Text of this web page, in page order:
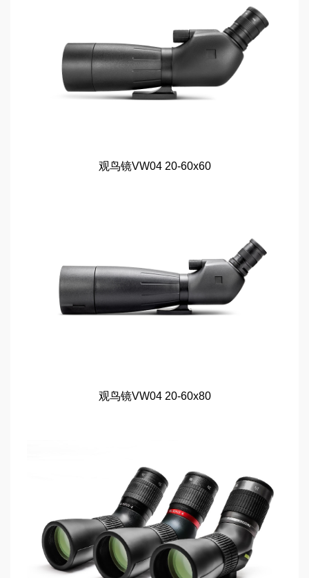
观鸟镜VW04 20-60x60
观鸟镜VW04 20-60x80